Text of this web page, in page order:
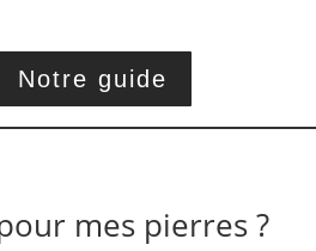
Notre guide
mes pierres ?